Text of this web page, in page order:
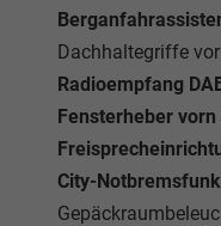
Dachhaltegriffe
Radioempfang
Fensterheber
City-